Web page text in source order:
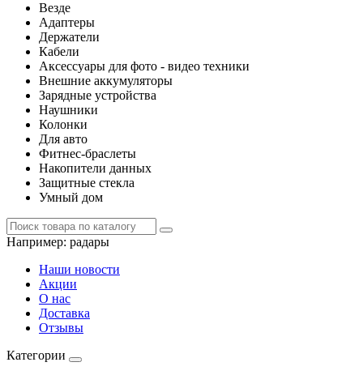
Везде
Адаптеры
Держатели
Кабели
Аксессуары для фото - видео техники
Внешние аккумуляторы
Зарядные устройства
Наушники
Колонки
Для авто
Фитнес-браслеты
Накопители данных
Защитные стекла
Умный дом
Например: радары
Наши новости
Акции
О нас
Доставка
Отзывы
Категории